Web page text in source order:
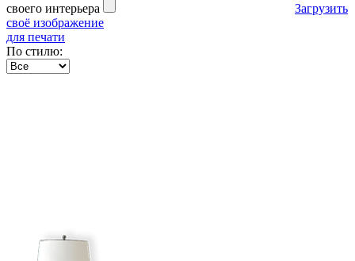
своего интерьера
Загрузить
своё изображение
для печати
По стилю: